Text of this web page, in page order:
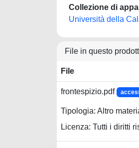
Collezione di
Università della
File in questo
File
frontespizio.pdf
Tipologia: Altro
Licenza: Tutti i diritti